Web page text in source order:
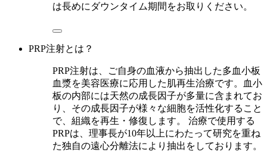
は長めにダウンタイム期間をお取りください。
PRP注射とは？
PRP注射は、ご自身の血液から抽出した多血小板
血漿を美容医療に応用した肌再生治療です。血小
板の内部には天然の成長因子が多量に含まれてお
り、その成長因子が様々な細胞を活性化すること
で、組織を再生・修復します。 治療で使用する
PRPは、理事長が10年以上にわたって研究を重ね
た独自の遠心分離法により抽出をしております。